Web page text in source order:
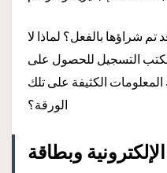
تم شراؤها بالفعل؟ لماذا لا
التسجيل للحصول على
الكثيفة على تلك
الورقة؟
وبطاقة